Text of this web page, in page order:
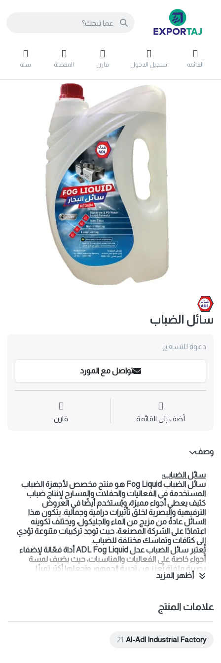
القائمه تسجيل الدخول قارن المفضلة سلة
سائل الضباب
دعوة للتسعير
تواصل مع المورد
أضف إلى القائمة قارن
وصف
سائل الضباب:
سائل الضباب Fog Liquid
هو منتج مخصص لأجهزة الضباب
المستخدمة في الفعاليات والحفلات والمسارح لإنتاج ضباب
كثيف يعطي أجواء مميزة، ويُستخدم أيضًا في العروض
الترفيهية والبصرية لخلق تأثيرات درامية وجمالية. يتكون هذا
السائل عادةً من مزيج من الماء والجليكول، ويختلف تكوينه
اعتمادًا على الشركة المصنعة، حيث توجد تركيبات متنوعة تؤدي
إلى كثافات وتماسك مختلفة للضباب.
يُعتبر سائل الضباب عدل ADL Fog Liquid
أداة فعّالة لإضفاء
أجواء خاصة على الفعاليات والمناسبات، حيث يضيف لمسة
بصرية ملفتة تُعزز من تجربة الجمهور وتجعلها أكثر تميزًا.
مميزات سائل الضباب عدل :
يبقى طويلًا في الجو مما يضفي أجواء مثالية .
عديم الرائحة ولا يسبب الحساسية وغير سام .
يتوافق هذا السائل مع معظم أجهزة الضباب التجارية،
أظهر المزيد
علامات المنتج
Al-Adl Industrial Factory
21